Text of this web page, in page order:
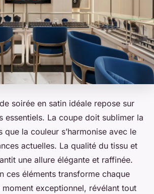
soirée en satin idéale repose sur
essentiels. La coupe doit sublimer la
que la couleur s’harmonise avec le
actuelles. La qualité du tissu et
une allure élégante et raffinée.
ces éléments transforme chaque
exceptionnel, révélant tout